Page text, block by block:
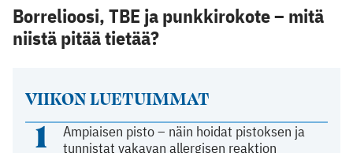
VIIKON LUETUIMMAT
1
Ampiaisen pisto – näin hoidat pistoksen ja
tunnistat vakavan allergisen reaktion
Borrelioosi, TBE ja punkkirokote – mitä
niistä pitää tietää?